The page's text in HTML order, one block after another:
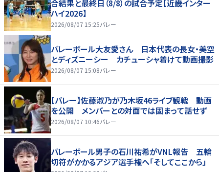
合結果と最終日（8/8）の試合予定【近畿インター
ハイ2026】
2026/08/07 15:25バレー
バレーボール大友愛さん 日本代表の長女・美空
とディズニーシー カチューシャ着けて動画撮影
2026/08/07 15:08バレー
【バレー】佐藤淑乃が乃木坂46ライブ観戦 動画
を公開 メンバーとの対面では固まって話せず
2026/08/07 10:46バレー
バレーボール男子の石川祐希がVNL報告 五輪
切符がかかるアジア選手権へ「そしてここから」